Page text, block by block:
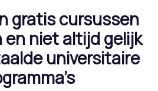
gratis cursussen
en niet altijd gelijk
universitaire